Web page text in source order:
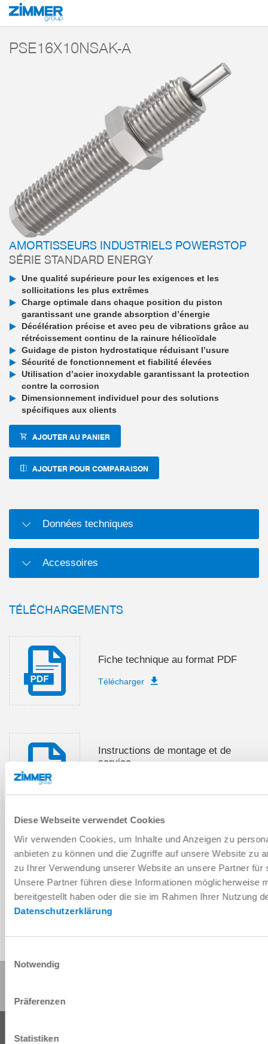
Diese Webseite verwendet Cookies
Wir verwenden Cookies, um Inhalte und Anzeigen zu
anbieten zu können und die Zugriffe auf unsere Website zu
zu Ihrer Verwendung unserer Website an unsere Partner
Unsere Partner führen diese Informationen möglicherweise
bereitgestellt haben oder die sie im Rahmen Ihrer Nutzung
Datenschutzerklärung
Notwendig
Präferenzen
Statistiken
Démarrage Produits
PSE16X10NSAK-A
AMORTISSEURS INDUSTRIELS POWERSTOP
SÉRIE STANDARD ENERGY
Une qualité supérieure pour les exigences et les
sollicitations les plus extrêmes
Charge optimale dans chaque position du piston
garantissant une grande absorption d’énergie
Décélération précise et avec peu de vibrations grâce au
rétrécissement continu de la rainure hélicoïdale
Guidage de piston hydrostatique réduisant l’usure
Sécurité de fonctionnement et fiabilité élevées
Utilisation d’acier inoxydable garantissant la protection
contre la corrosion
Dimensionnement individuel pour des solutions
spécifiques aux clients
AJOUTER AU PANIER
AJOUTER POUR COMPARAISON
Données techniques
Accessoires
TÉLÉCHARGEMENTS
Fiche technique au format PDF
Télécharger
Instructions de montage et de
service
Télécharger les données de CAO
Télécharger